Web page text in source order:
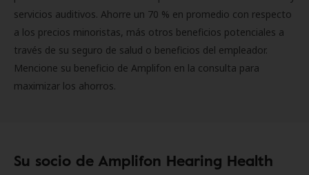
servicios auditivos. Ahorre un 70 % en promedio con respecto
a los precios minoristas, más otros beneficios potenciales a
través de su seguro de salud o beneficios del empleador.
Mencione su beneficio de Amplifon en la consulta para
maximizar los ahorros.
Su socio de Amplifon Hearing Health